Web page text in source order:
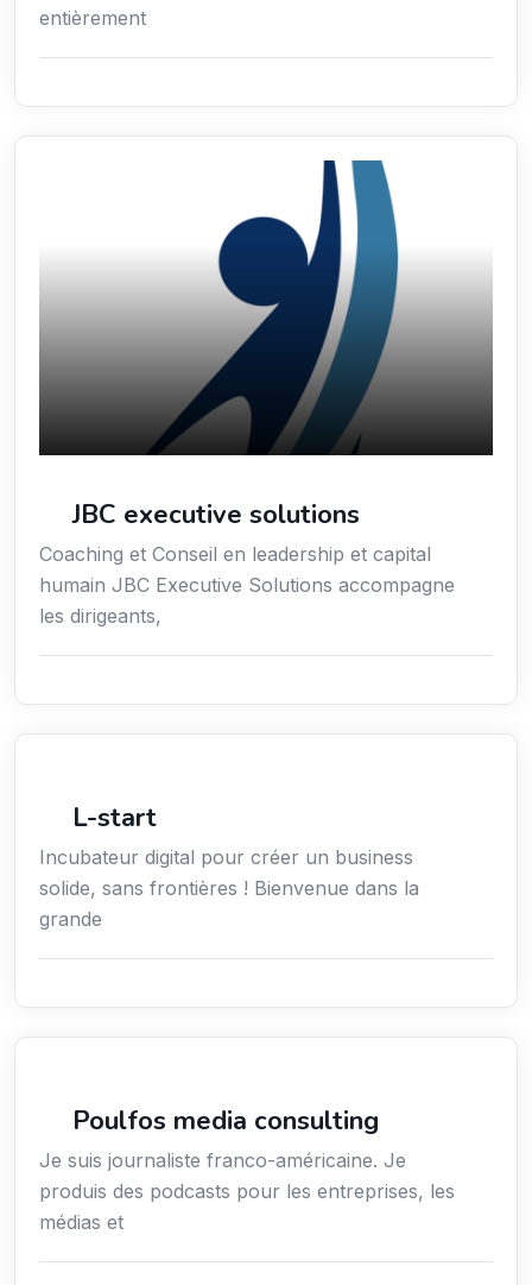
entièrement
JBC executive solutions
Coaching et Conseil en leadership et capital
humain JBC Executive Solutions accompagne
les dirigeants,
L-start
Incubateur digital pour créer un business
solide, sans frontières ! Bienvenue dans la
grande
Poulfos media consulting
Je suis journaliste franco-américaine. Je
produis des podcasts pour les entreprises, les
médias et